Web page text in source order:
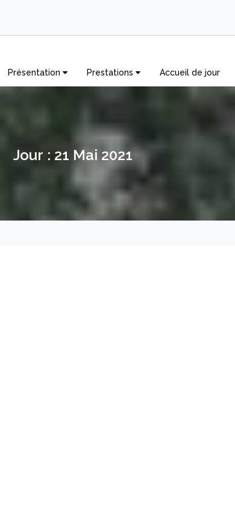
Présentation Prestations Accueil de jour
Jour : 21 Mai 2021